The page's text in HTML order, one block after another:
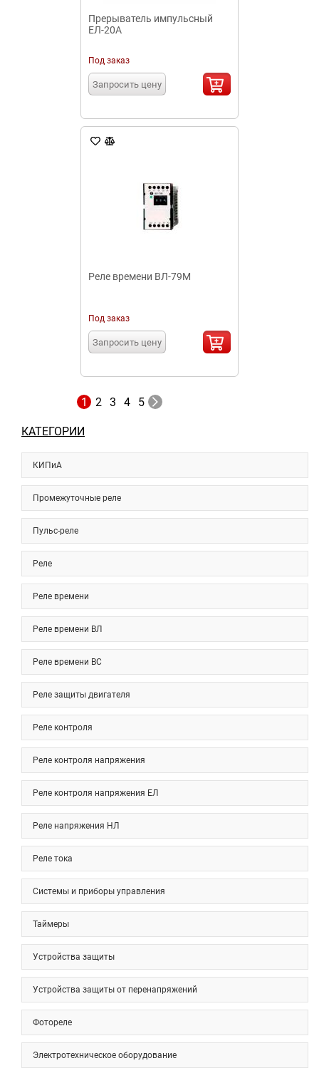
КАТЕГОРИИ
КИПиА
Промежуточные реле
Пульс-реле
Реле
Реле времени
Реле времени ВЛ
Реле времени ВС
Реле защиты двигателя
Реле контроля
Реле контроля напряжения
Реле контроля напряжения ЕЛ
Реле напряжения НЛ
Реле тока
Системы и приборы управления
Таймеры
Устройства защиты
Устройства защиты от перенапряжений
Фотореле
Электротехническое оборудование
Прерыватель импульсный
ЕЛ-20А
Под заказ
Запросить цену
Реле времени ВЛ-79М
Под заказ
Запросить цену
1 2 3 4 5